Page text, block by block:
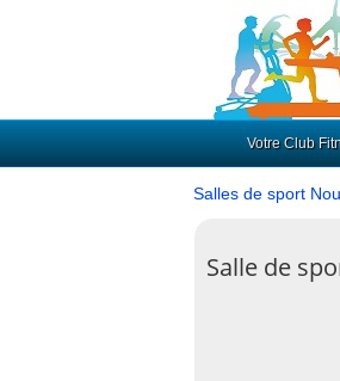
Votre Club
Salles de sport
Salle de